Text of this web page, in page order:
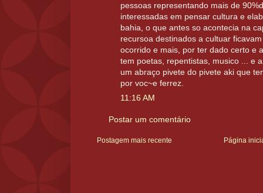
pessoas representando mais de
interessadas em pensar cultura e
bahia, o que antes so acontecia na
recursoa destinados a cultuar
ocorrido e mais, por ter dado certo e
tem poetas, repentistas, musico ... e
um abraço pivete do pivete aki que
por voc~e ferrez.
11:16 AM
Postar um comentário
Postagem mais recente Página